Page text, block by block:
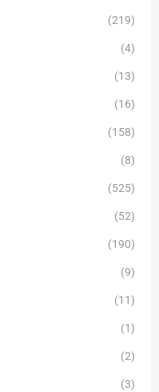
(219)
(4)
(13)
(16)
(158)
(8)
(525)
(52)
(190)
(9)
(11)
(1)
(2)
(3)